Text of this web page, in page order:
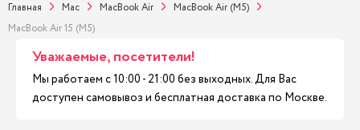
Главная Mac MacBook Air
MacBook Air (M5)
MacBook Air 15 (M5)
Уважаемые, посетители!
Мы работаем с 10:00 - 21:00 без выходных. Для Вас
доступен самовывоз и бесплатная доставка по Москве.